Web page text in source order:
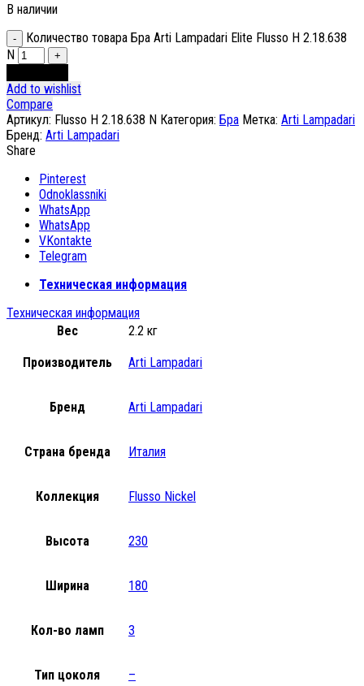
В наличии
Количество товара Бра Arti Lampadari Elite Flusso H 2.18.638
N
Add to wishlist
Compare
Артикул: Flusso H 2.18.638 N Категория: Бра Метка: Arti Lampadari
Бренд: Arti Lampadari
Share
Pinterest
Odnoklassniki
WhatsApp
WhatsApp
VKontakte
Telegram
Техническая информация
Техническая информация
Вес
2.2 кг
Производитель Arti Lampadari
Бренд Arti Lampadari
Страна бренда Италия
Коллекция Flusso Nickel
Высота 230
Ширина 180
Кол-во ламп 3
Тип цоколя –